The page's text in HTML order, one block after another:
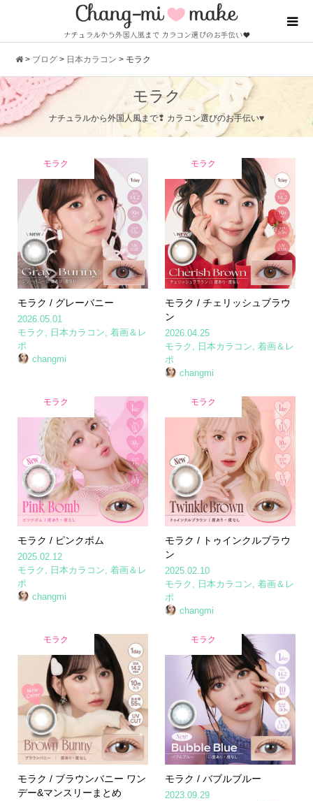
> ブログ > 日本カラコン > モラク
モラク
ナチュラルから外国人風まで❢ カラコン選びのお手伝い♥
モラク
モラク / グレーバニー
2026.05.01
モラク
日本カラコン 着画＆レ
ポ
changmi
モラク
モラク / チェリッシュブラウ
ン
2026.04.25
モラク
日本カラコン ,着画＆レ
ポ
changmi
モラク
モラク / ピンクボム
2025.02.12
モラク , 日本カラコン, 着画＆レ
ポ
changmi
モラク
モラク / トゥインクルブラウ
ン
2025.02.10
モラク , 日本カラコン,着画＆レ
ポ
changmi
モラク
モラク / ブラウンバニー ワン
デー&マンスリーまとめ
モラク
モラク / バブルブルー
2023.09.29